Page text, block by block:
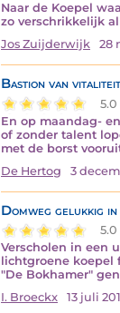
Naar de Koepel
zo verschrikkelijk
Jos Zuijderwijk
28
Bastion van
En op maandag-
of zonder talent
met de borst
De Hertog
3
Domweg gelukkig
Verscholen in een
lichtgroene koepel
"De Bokhamer"
I. Broeckx
13 juli